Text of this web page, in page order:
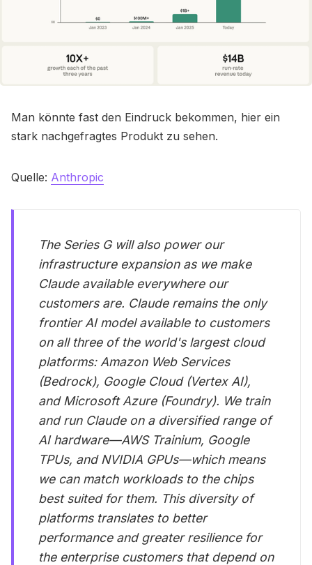
Man könnte fast den Eindruck bekommen, hier ein
stark nachgefragtes Produkt zu sehen.
Quelle: Anthropic
The Series G will also power our
infrastructure expansion as we make
Claude available everywhere our
customers are. Claude remains the only
frontier AI model available to customers
on all three of the world's largest cloud
platforms: Amazon Web Services
(Bedrock), Google Cloud (Vertex AI),
and Microsoft Azure (Foundry). We train
and run Claude on a diversified range of
AI hardware—AWS Trainium, Google
TPUs, and NVIDIA GPUs—which means
we can match workloads to the chips
best suited for them. This diversity of
platforms translates to better
performance and greater resilience for
the enterprise customers that depend on